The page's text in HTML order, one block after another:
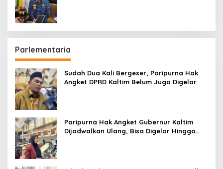
Parlementaria
Sudah Dua Kali Bergeser, Paripurna Hak
Angket DPRD Kaltim Belum Juga Digelar
Paripurna Hak Angket Gubernur Kaltim
Dijadwalkan Ulang, Bisa Digelar Hingga